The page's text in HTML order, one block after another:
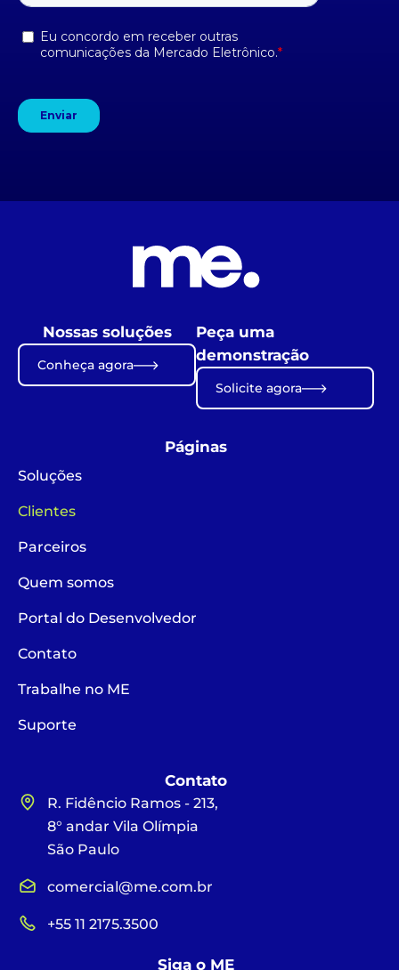
Nossas soluções
Conheça agora
Peça uma
demonstração
Solicite agora
Páginas
Soluções
Clientes
Parceiros
Quem somos
Portal do Desenvolvedor
Contato
Trabalhe no ME
Suporte
Contato
R. Fidêncio Ramos - 213,
8° andar Vila Olímpia
São Paulo
comercial@me.com.br
+55 11 2175.3500
Siga o ME